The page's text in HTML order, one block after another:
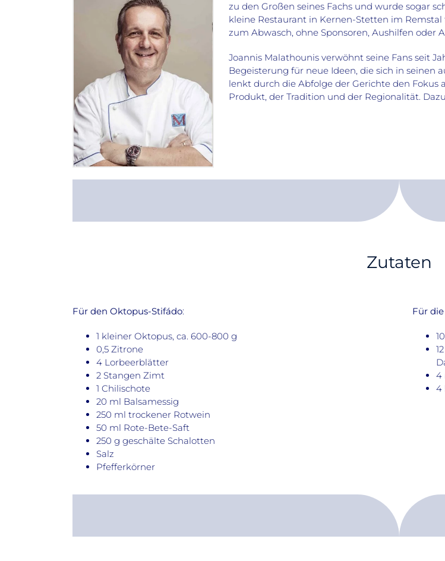
zu den Großen seines Fachs und wurde sogar
kleine Restaurant in Kernen-Stetten im
zum Abwasch, ohne Sponsoren, Aushilfen oder
Joannis Malathounis verwöhnt seine Fans seit
Begeisterung für neue Ideen, die sich in seinen
lenkt durch die Abfolge der Gerichte den
Produkt, der Tradition und der Regionalität.
Zutaten
Für den Oktopus-Stifádo:
1 kleiner Oktopus, ca. 600-800 g
0,5 Zitrone
4 Lorbeerblätter
2 Stangen Zimt
1 Chilischote
20 ml Balsamessig
250 ml trockener Rotwein
50 ml Rote-Bete-Saft
250 g geschälte Schalotten
Salz
Pfefferkörner
Für
4
4